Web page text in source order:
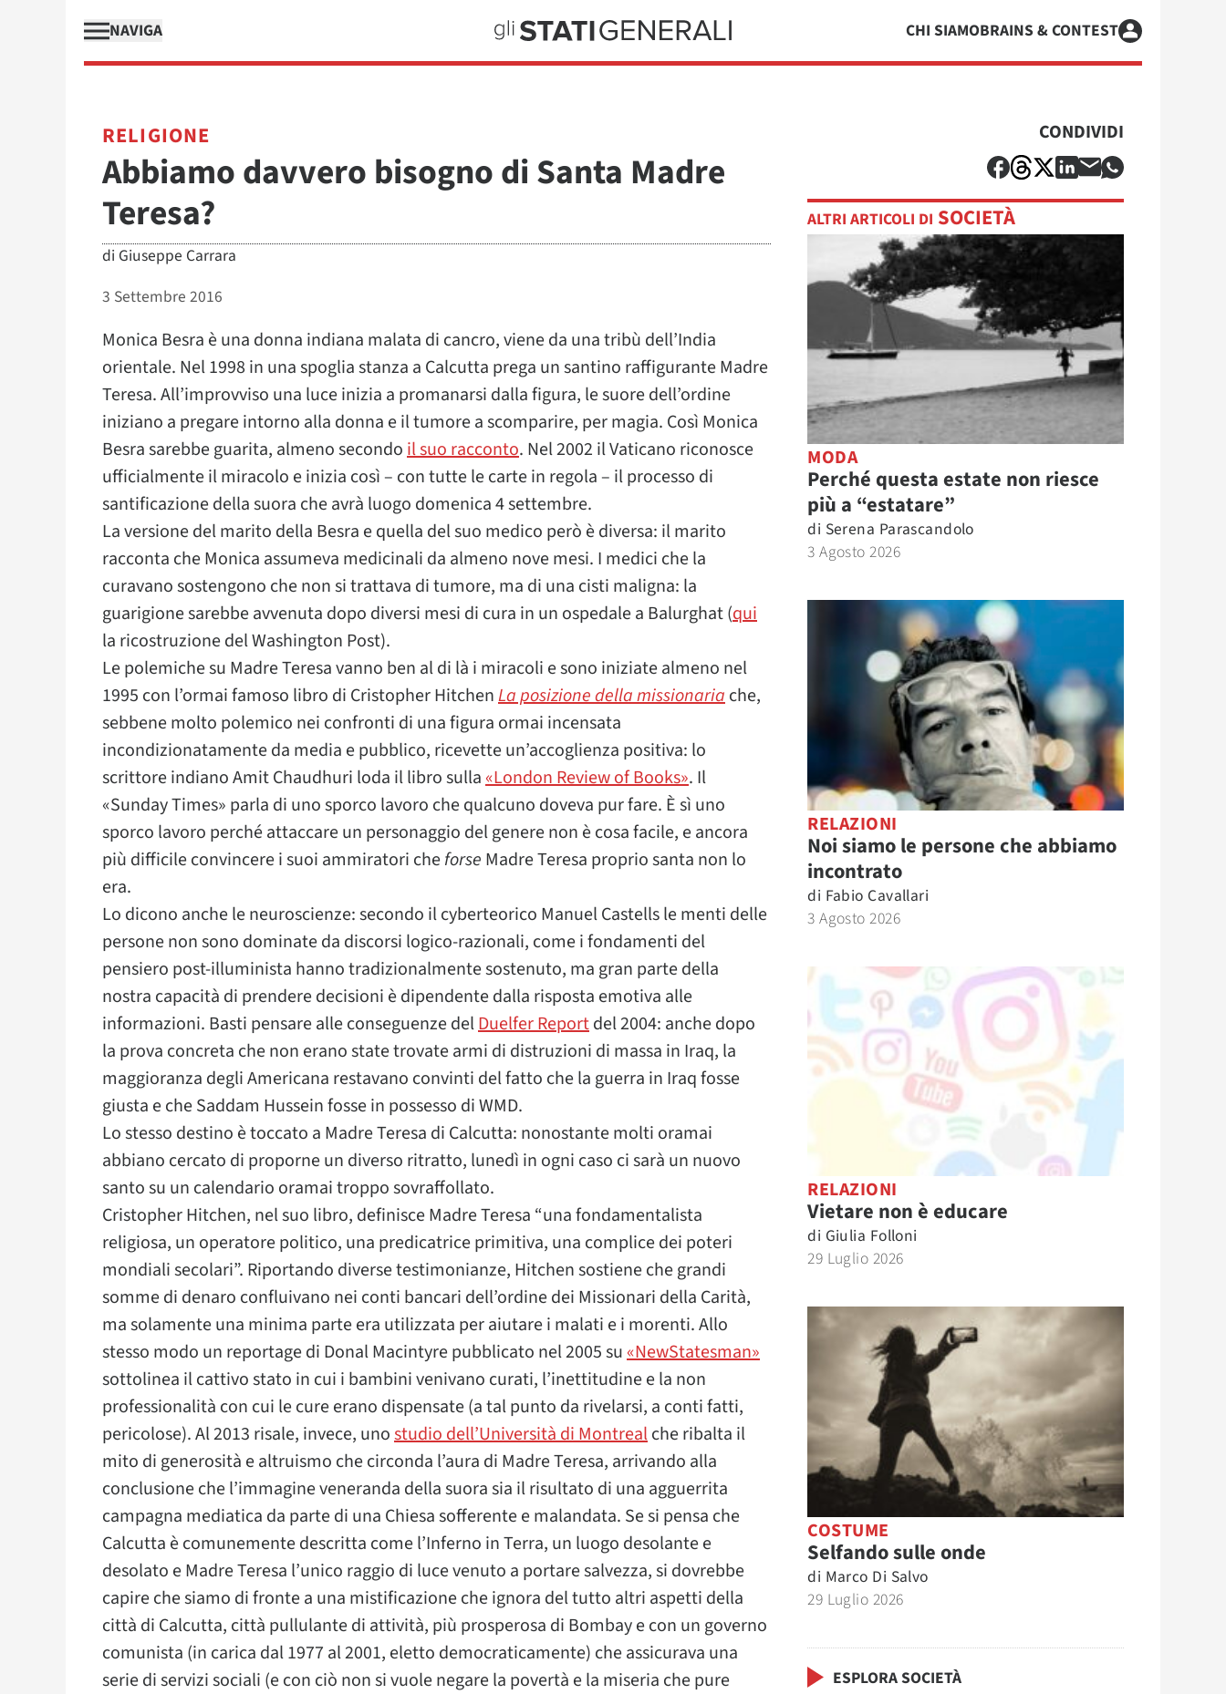
NAVIGA CHI SIAMOBRAINS & CONTEST
RELIGIONE
Abbiamo davvero bisogno di Santa Madre
Teresa?
di Giuseppe Carrara
3 Settembre 2016
Monica Besra è una donna indiana malata di cancro, viene da una tribù dell’India
orientale. Nel 1998 in una spoglia stanza a Calcutta prega un santino raffigurante Madre
Teresa. All’improvviso una luce inizia a promanarsi dalla figura, le suore dell’ordine
iniziano a pregare intorno alla donna e il tumore a scomparire, per magia. Così Monica
Besra sarebbe guarita, almeno secondoil suo racconto. Nel 2002 il Vaticano riconosce
ufficialmente il miracolo e inizia così – con tutte le carte in regola – il processo di
santificazione della suora che avrà luogo domenica 4 settembre.
La versione del marito della Besra e quella del suo medico però è diversa: il marito
racconta che Monica assumeva medicinali da almeno nove mesi. I medici che la
curavano sostengono che non si trattava di tumore, ma di una cisti maligna: la
guarigione sarebbe avvenuta dopo diversi mesi di cura in un ospedale a Balurghat (qui
la ricostruzione del Washington Post).
Le polemiche su Madre Teresa vanno ben al di là i miracoli e sono iniziate almeno nel
1995 con l’ormai famoso libro di Cristopher HitchenLa posizione della missionariache,
sebbene molto polemico nei confronti di una figura ormai incensata
incondizionatamente da media e pubblico, ricevette un’accoglienza positiva: lo
scrittore indiano Amit Chaudhuri loda il libro sulla«London Review of Books». Il
«Sunday Times» parla di uno sporco lavoro che qualcuno doveva pur fare. È sì uno
sporco lavoro perché attaccare un personaggio del genere non è cosa facile, e ancora
più difficile convincere i suoi ammiratori cheforse Madre Teresa proprio santa non lo
era.
Lo dicono anche le neuroscienze: secondo il cyberteorico Manuel Castells le menti delle
persone non sono dominate da discorsi logico-razionali, come i fondamenti del
pensiero post-illuminista hanno tradizionalmente sostenuto, ma gran parte della
nostra capacità di prendere decisioni è dipendente dalla risposta emotiva alle
informazioni. Basti pensare alle conseguenze delDuelfer Reportdel 2004: anche dopo
la prova concreta che non erano state trovate armi di distruzioni di massa in Iraq, la
maggioranza degli Americana restavano convinti del fatto che la guerra in Iraq fosse
giusta e che Saddam Hussein fosse in possesso di WMD.
Lo stesso destino è toccato a Madre Teresa di Calcutta: nonostante molti oramai
abbiano cercato di proporne un diverso ritratto, lunedì in ogni caso ci sarà un nuovo
santo su un calendario oramai troppo sovraffollato.
Cristopher Hitchen, nel suo libro, definisce Madre Teresa “una fondamentalista
religiosa, un operatore politico, una predicatrice primitiva, una complice dei poteri
mondiali secolari”. Riportando diverse testimonianze, Hitchen sostiene che grandi
somme di denaro confluivano nei conti bancari dell’ordine dei Missionari della Carità,
ma solamente una minima parte era utilizzata per aiutare i malati e i morenti. Allo
stesso modo un reportage di Donal Macintyre pubblicato nel 2005 su«NewStatesman»
sottolinea il cattivo stato in cui i bambini venivano curati, l’inettitudine e la non
professionalità con cui le cure erano dispensate (a tal punto da rivelarsi, a conti fatti,
pericolose). Al 2013 risale, invece, unostudio dell’Università di Montrealche ribalta il
mito di generosità e altruismo che circonda l’aura di Madre Teresa, arrivando alla
conclusione che l’immagine veneranda della suora sia il risultato di una agguerrita
campagna mediatica da parte di una Chiesa sofferente e malandata. Se si pensa che
Calcutta è comunemente descritta come l’Inferno in Terra, un luogo desolante e
desolato e Madre Teresa l’unico raggio di luce venuto a portare salvezza, si dovrebbe
capire che siamo di fronte a una mistificazione che ignora del tutto altri aspetti della
città di Calcutta, città pullulante di attività, più prosperosa di Bombay e con un governo
comunista (in carica dal 1977 al 2001, eletto democraticamente) che assicurava una
serie di servizi sociali (e con ciò non si vuole negare la povertà e la miseria che pure
CONDIVIDI
ALTRI ARTICOLI DI SOCIETÀ
MODA
Perché questa estate non riesce
più a “estatare”
di Serena Parascandolo
3 Agosto 2026
RELAZIONI
Noi siamo le persone che abbiamo
incontrato
di Fabio Cavallari
3 Agosto 2026
RELAZIONI
Vietare non è educare
di Giulia Folloni
29 Luglio 2026
COSTUME
Selfando sulle onde
di Marco Di Salvo
29 Luglio 2026
ESPLORA SOCIETÀ